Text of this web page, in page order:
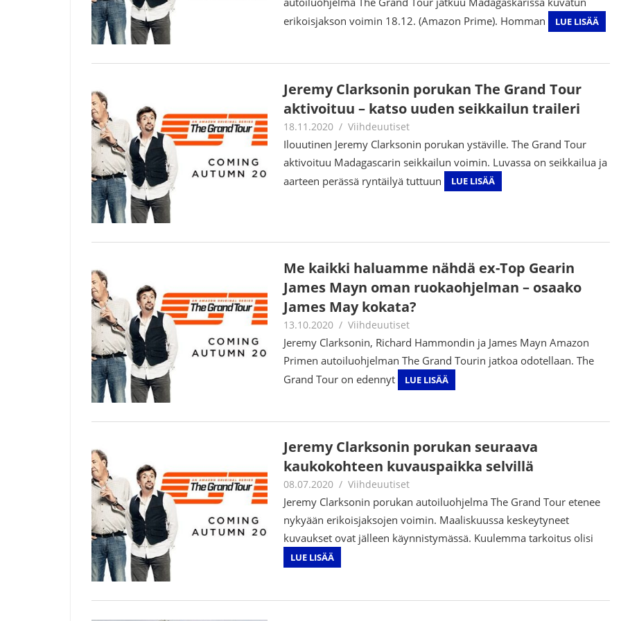
erikoisjakson voimin 18.12. (Amazon Prime). Homman
LUE LISÄÄ
Jeremy Clarksonin porukan The Grand Tour
aktivoituu – katso uuden seikkailun traileri
18.11.2020 Juha Kaunisto
Viihdeuutiset
Ilouutinen Jeremy Clarksonin porukan ystäville. The Grand Tour
aktivoituu Madagascarin seikkailun voimin. Luvassa on seikkailua ja
aarteen perässä ryntäilyä tuttuun
LUE LISÄÄ
Me kaikki haluamme nähdä ex-Top Gearin
James Mayn oman ruokaohjelman – osaako
James May kokata?
13.10.2020 Juha Kaunisto
Viihdeuutiset
Jeremy Clarksonin, Richard Hammondin ja James Mayn Amazon
Primen autoiluohjelman The Grand Tourin jatkoa odotellaan. The
Grand Tour on edennyt
LUE LISÄÄ
Jeremy Clarksonin porukan seuraava
kaukokohteen kuvauspaikka selvillä
08.07.2020 Juha Kaunisto
Viihdeuutiset
Jeremy Clarksonin porukan autoiluohjelma The Grand Tour etenee
nykyään erikoisjaksojen voimin. Maaliskuussa keskeytyneet
kuvaukset ovat jälleen käynnistymässä. Kuulemma tarkoitus olisi
LUE LISÄÄ